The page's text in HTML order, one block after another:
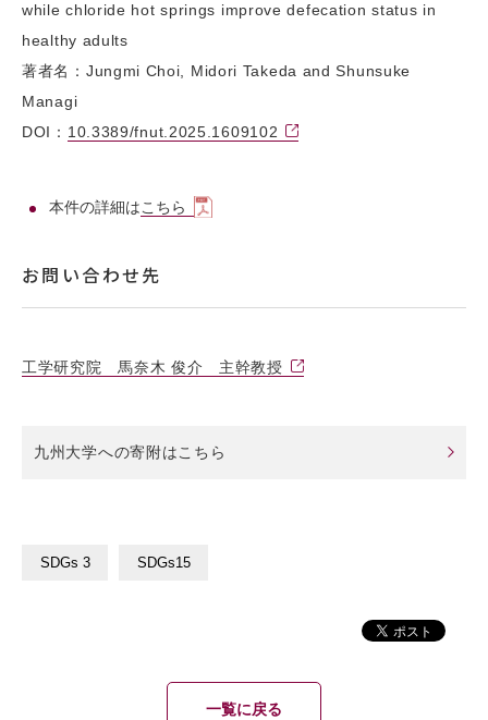
while chloride hot springs improve defecation status in
healthy adults
著者名：Jungmi Choi, Midori Takeda and Shunsuke
Managi
DOI： 10.3389/fnut.2025.1609102
本件の詳細はこちら
お問い合わせ先
工学研究院 馬奈木 俊介 主幹教授
九州大学への寄附はこちら
SDGs 3 SDGs15
一覧に戻る